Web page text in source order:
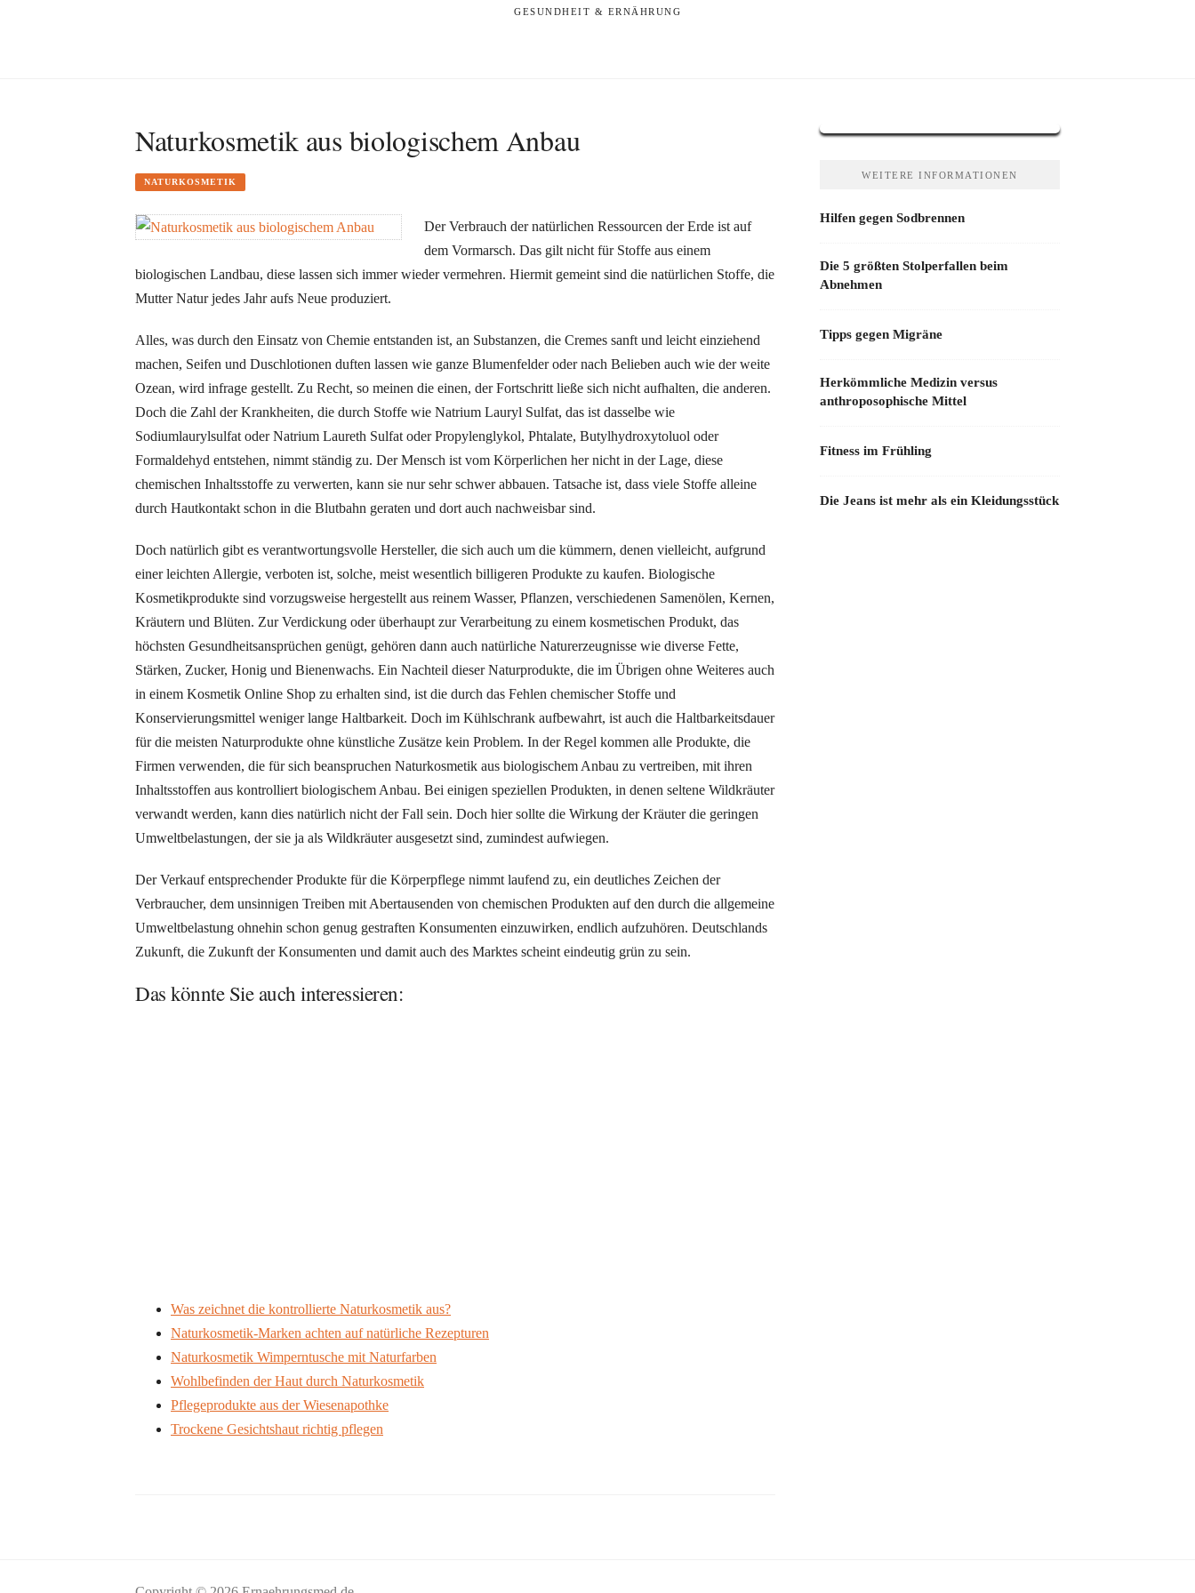
GESUNDHEIT & ERNÄHRUNG
Naturkosmetik aus biologischem Anbau
NATURKOSMETIK
Der Verbrauch der natürlichen Ressourcen der Erde ist auf
dem Vormarsch. Das gilt nicht für Stoffe aus einem
biologischen Landbau, diese lassen sich immer wieder vermehren. Hiermit gemeint sind die natürlichen Stoffe, die
Mutter Natur jedes Jahr aufs Neue produziert.
Alles, was durch den Einsatz von Chemie entstanden ist, an Substanzen, die Cremes sanft und leicht einziehend
machen, Seifen und Duschlotionen duften lassen wie ganze Blumenfelder oder nach Belieben auch wie der weite
Ozean, wird infrage gestellt. Zu Recht, so meinen die einen, der Fortschritt ließe sich nicht aufhalten, die anderen.
Doch die Zahl der Krankheiten, die durch Stoffe wie Natrium Lauryl Sulfat, das ist dasselbe wie
Sodiumlaurylsulfat oder Natrium Laureth Sulfat oder Propylenglykol, Phtalate, Butylhydroxytoluol oder
Formaldehyd entstehen, nimmt ständig zu. Der Mensch ist vom Körperlichen her nicht in der Lage, diese
chemischen Inhaltsstoffe zu verwerten, kann sie nur sehr schwer abbauen. Tatsache ist, dass viele Stoffe alleine
durch Hautkontakt schon in die Blutbahn geraten und dort auch nachweisbar sind.
Doch natürlich gibt es verantwortungsvolle Hersteller, die sich auch um die kümmern, denen vielleicht, aufgrund
einer leichten Allergie, verboten ist, solche, meist wesentlich billigeren Produkte zu kaufen. Biologische
Kosmetikprodukte sind vorzugsweise hergestellt aus reinem Wasser, Pflanzen, verschiedenen Samenölen, Kernen,
Kräutern und Blüten. Zur Verdickung oder überhaupt zur Verarbeitung zu einem kosmetischen Produkt, das
höchsten Gesundheitsansprüchen genügt, gehören dann auch natürliche Naturerzeugnisse wie diverse Fette,
Stärken, Zucker, Honig und Bienenwachs. Ein Nachteil dieser Naturprodukte, die im Übrigen ohne Weiteres auch
in einem Kosmetik Online Shop zu erhalten sind, ist die durch das Fehlen chemischer Stoffe und
Konservierungsmittel weniger lange Haltbarkeit. Doch im Kühlschrank aufbewahrt, ist auch die Haltbarkeitsdauer
für die meisten Naturprodukte ohne künstliche Zusätze kein Problem. In der Regel kommen alle Produkte, die
Firmen verwenden, die für sich beanspruchen Naturkosmetik aus biologischem Anbau zu vertreiben, mit ihren
Inhaltsstoffen aus kontrolliert biologischem Anbau. Bei einigen speziellen Produkten, in denen seltene Wildkräuter
verwandt werden, kann dies natürlich nicht der Fall sein. Doch hier sollte die Wirkung der Kräuter die geringen
Umweltbelastungen, der sie ja als Wildkräuter ausgesetzt sind, zumindest aufwiegen.
Der Verkauf entsprechender Produkte für die Körperpflege nimmt laufend zu, ein deutliches Zeichen der
Verbraucher, dem unsinnigen Treiben mit Abertausenden von chemischen Produkten auf den durch die allgemeine
Umweltbelastung ohnehin schon genug gestraften Konsumenten einzuwirken, endlich aufzuhören. Deutschlands
Zukunft, die Zukunft der Konsumenten und damit auch des Marktes scheint eindeutig grün zu sein.
Das könnte Sie auch interessieren:
Was zeichnet die kontrollierte Naturkosmetik aus?
Naturkosmetik-Marken achten auf natürliche Rezepturen
Naturkosmetik Wimperntusche mit Naturfarben
Wohlbefinden der Haut durch Naturkosmetik
Pflegeprodukte aus der Wiesenapothke
Trockene Gesichtshaut richtig pflegen
WEITERE INFORMATIONEN
Hilfen gegen Sodbrennen
Die 5 größten Stolperfallen beim
Abnehmen
Tipps gegen Migräne
Herkömmliche Medizin versus
anthroposophische Mittel
Fitness im Frühling
Die Jeans ist mehr als ein Kleidungsstück